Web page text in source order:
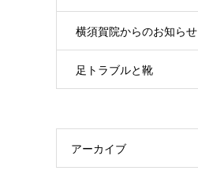
横須賀院からのお知らせ
足トラブルと靴
アーカイブ